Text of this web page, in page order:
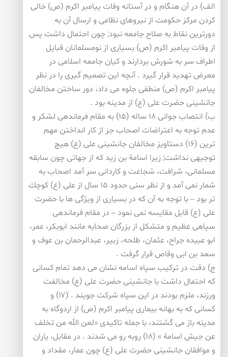
الف) در آن هنگام و در آستانه وفات پیامبر اكرم (ص) خالی
كردن مركز حكومت از نیروهای نظامی و ارسال آن به
دورترین نقاط به صلاح جامعه نبود; چون احتمال داشت پس
از وفات پیامبر اكرم (ص) بسیاری از نومسلمانان قبایل
اطراف سر به شورش بردارند و كیان جامعه اسلامی در
معرض تهدید قرار گیرد . آنچه این تصمیم گیری را در نظر
پیامبر اكرم (ص) منطقی جلوه می داد، دور ساختن مخالفان
جانشینی حضرت علی (ع) از مدینه بود .
ب) انتصاب جوانی ۱۸ ساله (۱۵) به مقام فرماندهی لشكر و
عدم توجه به اعتراضات اصحاب جز از كار انداختن مهم
ترین (۱۶) دستاویز مخالفان جانشینی علی (ع) هیچ
توجیهی نداشت; زیرا اسامة بن زید كه از جهاتی چون سابقه
مسلمانی، شرافت، شجاعت و كاردانی سر آمد اصحاب به
شمار نمی آمد و از نظر سنی حدود ۱۵ سال از علی (ع) كوچك
تر بود – با توجه به آن كه در بسیاری از ویژگی ها با حضرت
علی (ع) قابل مقایسه نمی نمود – در مقام فرماندهی
سپاهی عظیم و متشكل از بزرگان صحابه مانند ابوبكر، عمر،
ابو عبیده جراح، عثمان، طلحه، زبیر، عبدالرحمان بن عوف و
سعد بن ابی وقاص قرار گرفت .
ج) دقت در تركیب سپاه اسامه نشان می دهد تمام كسانی
كه احتمال داشت با جانشینی حضرت علی (ع) مخالفت
ورزند، ملزم بودند در این سپاه شركت جویند . (۱۷) و
كسانی كه به بهانه بیماری پیامبر اكرم (ص) از اردوگاه به
مدینه باز می گشتند، با جمله تاكیدی «لعن الله من تخلف
عن جیش اسامة » (۱۸) روبه رو می شدند . در مقابل، یاران
و موافقان جانشینی حضرت علی (ع) چون عمار، مقداد و